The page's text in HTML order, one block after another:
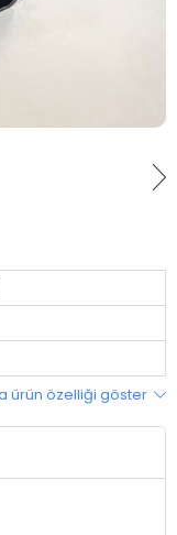
ürün özelliği göster